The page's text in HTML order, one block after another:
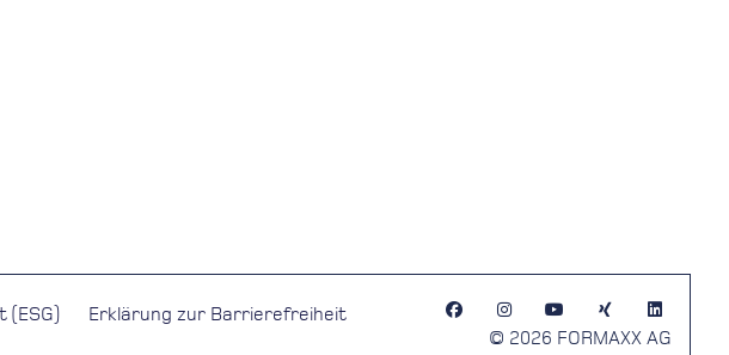
(ESG) Erklärung zur Barrierefreiheit
© 2026 FORMAXX AG